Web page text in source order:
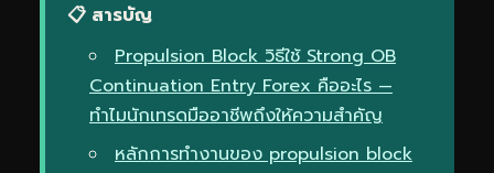
📋 สารบัญ
Propulsion Block วิธีใช้ Strong OB
Continuation Entry Forex คืออะไร —
ทำไมนักเทรดมืออาชีพถึงให้ความสำคัญ
หลักการทำงานของ propulsion block